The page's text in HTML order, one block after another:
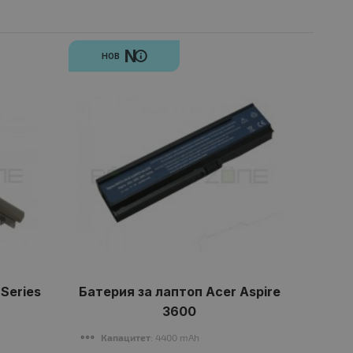
НОВ N
Батерия за лаптоп Acer Aspire
3600
Капацитет: 4400 mAh